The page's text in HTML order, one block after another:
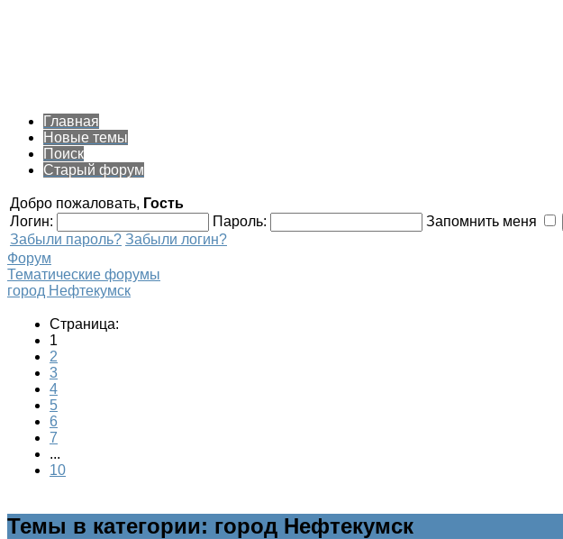
Главная
Новые темы
Поиск
Старый форум
Добро пожаловать, Гость
Логин:
Пароль:
Запомнить меня
Забыли пароль? Забыли логин?
Форум
Тематические форумы
город Нефтекумск
Страница:
1
2
3
4
5
6
7
...
10
Темы в категории: город Нефтекумск